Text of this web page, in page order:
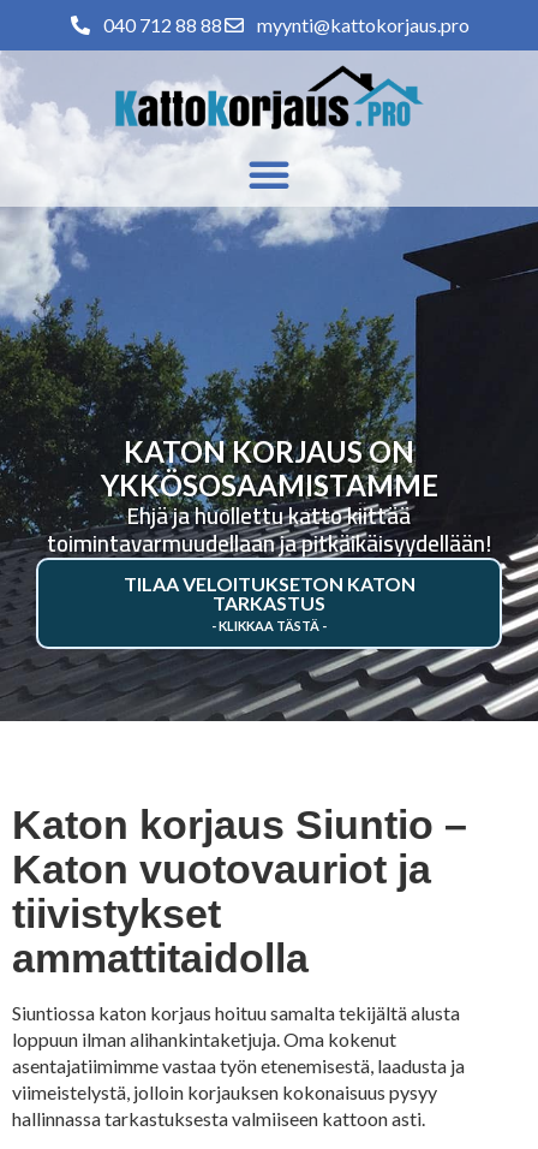
040 712 88 88 myynti@kattokorjaus.pro
KATON KORJAUS ON
YKKÖSOSAAMISTAMME
Ehjä ja huollettu katto kiittää
toimintavarmuudellaan ja pitkäikäisyydellään!
TILAA VELOITUKSETON KATON
TARKASTUS
Katon korjaus Siuntio –
Katon vuotovauriot ja
tiivistykset
ammattitaidolla
Siuntiossa katon korjaus hoituu samalta tekijältä alusta
loppuun ilman alihankintaketjuja. Oma kokenut
asentajatiimimme vastaa työn etenemisestä, laadusta ja
viimeistelystä, jolloin korjauksen kokonaisuus pysyy
hallinnassa tarkastuksesta valmiiseen kattoon asti.